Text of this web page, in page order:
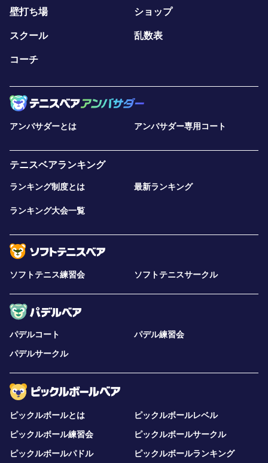
壁打ち場 ショップ
スクール 乱数表
コーチ
アンバサダーとは アンバサダー専用コート
テニスベアランキング
ランキング制度とは 最新ランキング
ランキング大会一覧
ソフトテニス練習会 ソフトテニスサークル
パデルコート
パデル練習会
パデルサークル
ピックルボールとは
ピックルボールレベル
ピックルボール練習会
ピックルボールサークル
ピックルボールパドル
ピックルボールランキング